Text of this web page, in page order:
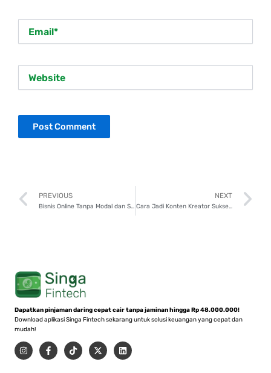
Prev
PREVIOUS
Bisnis Online Tanpa Modal dan Stok Barang? Cek Cara Jadi Dropshipper!
NEXT
Cara Jadi Konten Kreator Sukses dari Nol, Yuk Ikuti Panduannya!
Dapatkan pinjaman daring cepat cair tanpa jaminan hingga Rp 48.000.000!
Download aplikasi Singa Fintech sekarang untuk solusi keuangan yang cepat dan
mudah!
I
n
s
F
a
c
T
i
k
X
-
t
L
i
n